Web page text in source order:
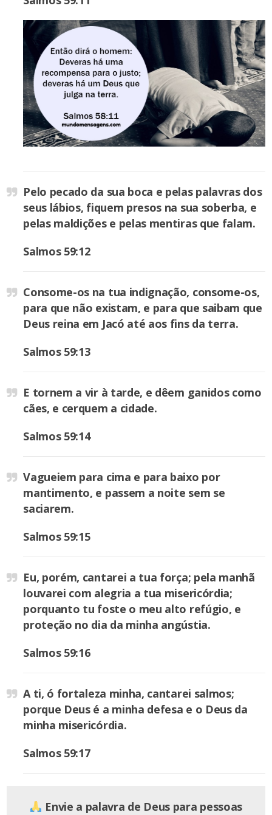
Pelo pecado da sua boca e pelas palavras dos
seus lábios, fiquem presos na sua soberba, e
pelas maldições e pelas mentiras que falam.
Salmos 59:12
Consome-os na tua indignação, consome-os,
para que não existam, e para que saibam que
Deus reina em Jacó até aos fins da terra.
Salmos 59:13
E tornem a vir à tarde, e dêem ganidos como
cães, e cerquem a cidade.
Salmos 59:14
Vagueiem para cima e para baixo por
mantimento, e passem a noite sem se
saciarem.
Salmos 59:15
Eu, porém, cantarei a tua força; pela manhã
louvarei com alegria a tua misericórdia;
porquanto tu foste o meu alto refúgio, e
proteção no dia da minha angústia.
Salmos 59:16
A ti, ó fortaleza minha, cantarei salmos;
porque Deus é a minha defesa e o Deus da
minha misericórdia.
Salmos 59:17
Envie a palavra de Deus para pessoas